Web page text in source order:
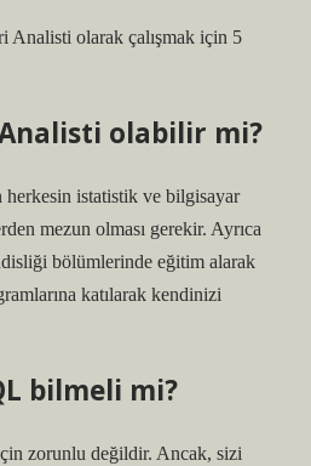
Analisti olarak çalışmak için 5
olabilir mi?
istatistik ve bilgisayar
mezun olması gerekir. Ayrıca
bölümlerinde eğitim alarak
katılarak kendinizi
bilmeli mi?
zorunlu değildir. Ancak, sizi